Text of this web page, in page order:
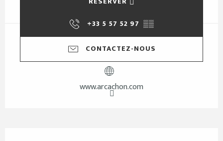
+33 5 57 52 97 ▒▒
CONTACTEZ-NOUS
www.arcachon.com